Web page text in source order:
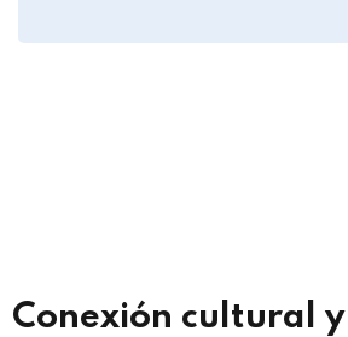
Conexión cultural y